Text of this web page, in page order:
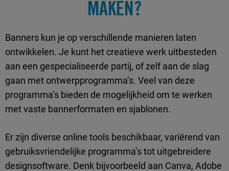
MAKEN?
Banners kun je op verschillende manieren laten
ontwikkelen. Je kunt het creatieve werk uitbesteden
aan een gespecialiseerde partij, of zelf aan de slag
gaan met ontwerpprogramma’s. Veel van deze
programma’s bieden de mogelijkheid om te werken
met vaste bannerformaten en sjablonen.
Er zijn diverse online tools beschikbaar, variërend van
gebruiksvriendelijke programma’s tot uitgebreidere
designsoftware. Denk bijvoorbeeld aan Canva, Adobe